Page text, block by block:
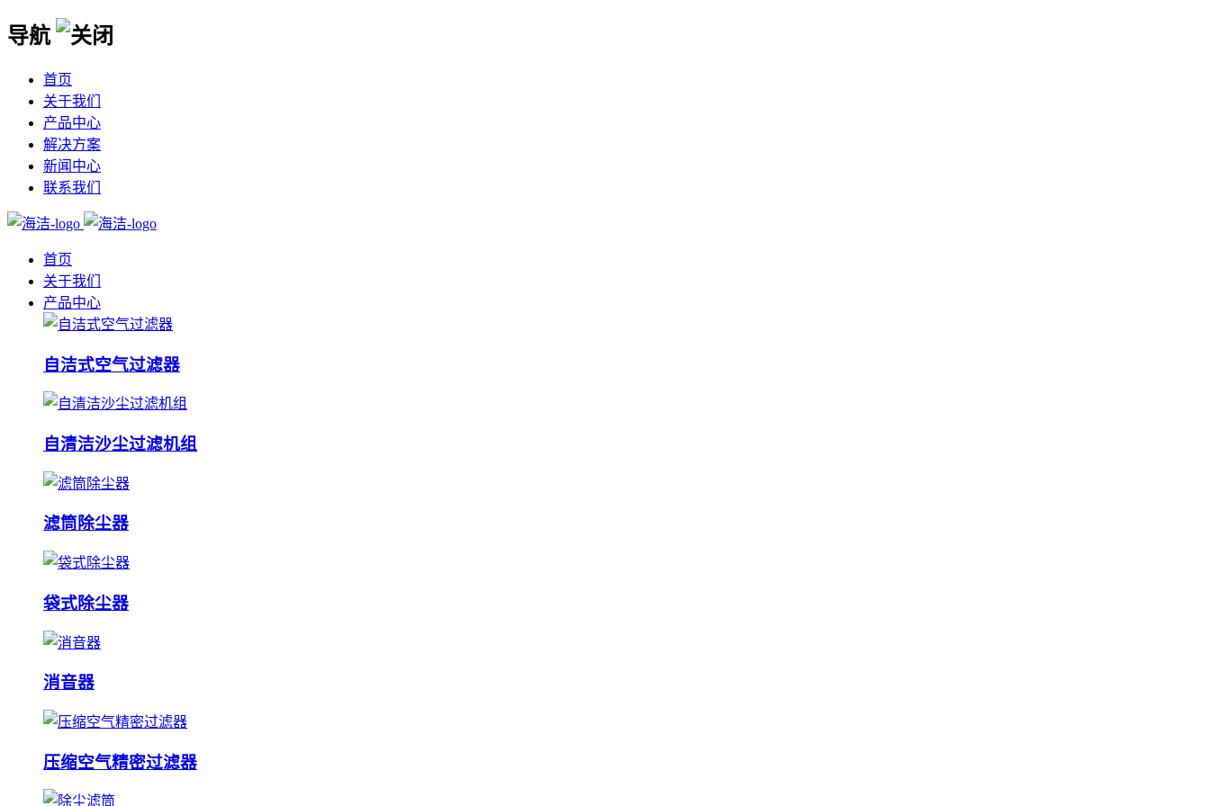
导航
首页
关于我们
产品中心
解决方案
新闻中心
联系我们
首页
关于我们
产品中心
自洁式空气过滤器
自清洁沙尘过滤机组
滤筒除尘器
袋式除尘器
消音器
压缩空气精密过滤器